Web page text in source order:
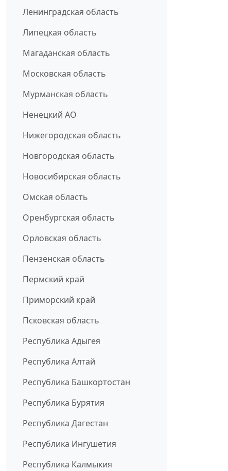
Ленинградская область
Липецкая область
Магаданская область
Московская область
Мурманская область
Ненецкий АО
Нижегородская область
Новгородская область
Новосибирская область
Омская область
Оренбургская область
Орловская область
Пензенская область
Пермский край
Приморский край
Псковская область
Республика Адыгея
Республика Алтай
Республика Башкортостан
Республика Бурятия
Республика Дагестан
Республика Ингушетия
Республика Калмыкия